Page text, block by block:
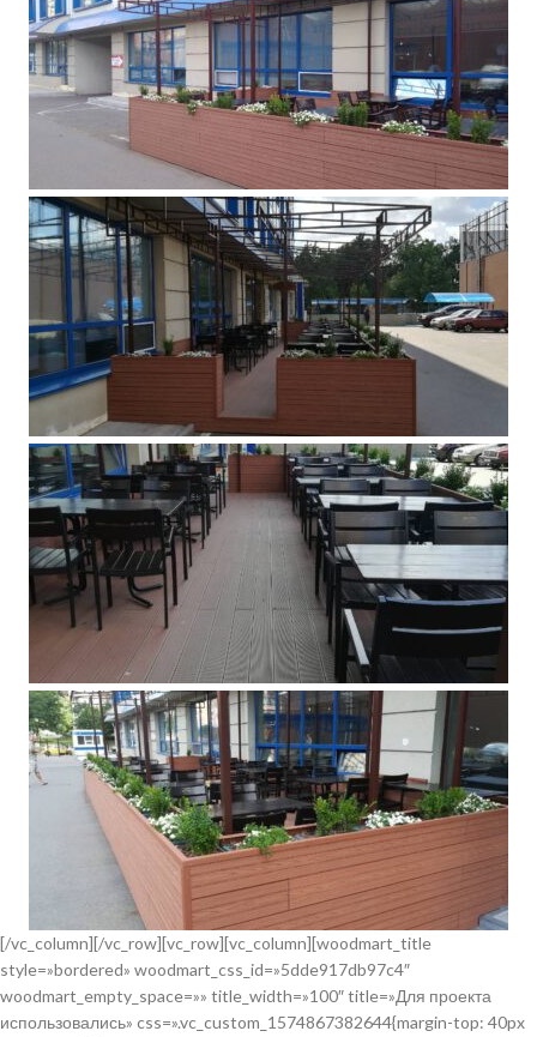
[/vc_column][/vc_row][vc_row][vc_column][woodmart_title
style=»bordered» woodmart_css_id=»5dde917db97c4″
woodmart_empty_space=»» title_width=»100″ title=»Для проекта
использовались» css=».vc_custom_1574867382644{margin-top: 40px